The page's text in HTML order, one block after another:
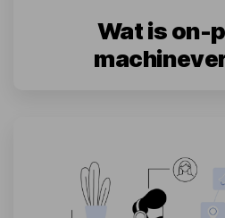
Wat is on-